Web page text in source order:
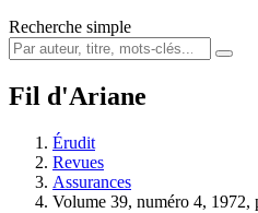
Recherche simple
Fil d'Ariane
Érudit
Revues
Assurances
Volume 39, numéro 4, 1972,